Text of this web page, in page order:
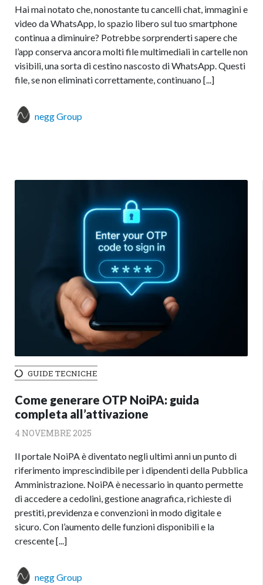
Hai mai notato che, nonostante tu cancelli chat, immagini e
video da WhatsApp, lo spazio libero sul tuo smartphone
continua a diminuire? Potrebbe sorprenderti sapere che
l’app conserva ancora molti file multimediali in cartelle non
visibili, una sorta di cestino nascosto di WhatsApp. Questi
file, se non eliminati correttamente, continuano [...]
negg Group
GUIDE TECNICHE
Come generare OTP NoiPA: guida
completa all’attivazione
4 NOVEMBRE 2025
Il portale NoiPA è diventato negli ultimi anni un punto di
riferimento imprescindibile per i dipendenti della Pubblica
Amministrazione. NoiPA è necessario in quanto permette
di accedere a cedolini, gestione anagrafica, richieste di
prestiti, previdenza e convenzioni in modo digitale e
sicuro. Con l’aumento delle funzioni disponibili e la
crescente [...]
negg Group